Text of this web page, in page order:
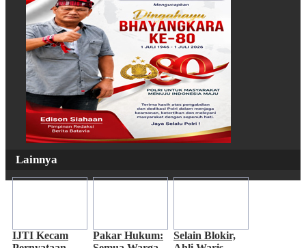
Lainnya
IJTI Kecam
Pakar Hukum:
Selain Blokir,